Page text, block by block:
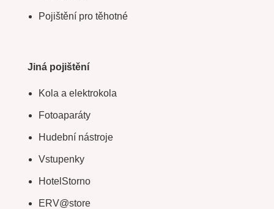
Pojištění pro těhotné
Jiná pojištění
Kola a elektrokola
Fotoaparáty
Hudební nástroje
Vstupenky
HotelStorno
ERV@store